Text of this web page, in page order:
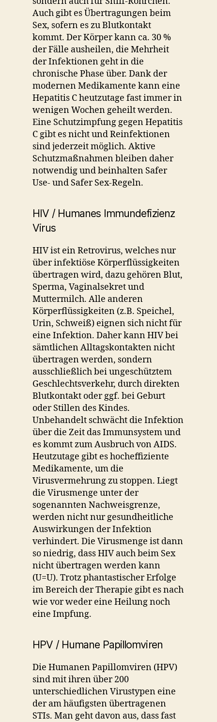
Auch gibt es Übertragungen beim
Sex, sofern es zu Blutkontakt
kommt. Der Körper kann ca. 30 %
der Fälle ausheilen, die Mehrheit
der Infektionen geht in die
chronische Phase über. Dank der
modernen Medikamente kann eine
Hepatitis C heutzutage fast immer in
wenigen Wochen geheilt werden.
Eine Schutzimpfung gegen Hepatitis
C gibt es nicht und Reinfektionen
sind jederzeit möglich. Aktive
Schutzmaßnahmen bleiben daher
notwendig und beinhalten Safer
Use- und Safer Sex-Regeln.
HIV / Humanes Immundefizienz
Virus
HIV ist ein Retrovirus, welches nur
über infektiöse Körperflüssigkeiten
übertragen wird, dazu gehören Blut,
Sperma, Vaginalsekret und
Muttermilch. Alle anderen
Körperflüssigkeiten (z.B. Speichel,
Urin, Schweiß) eignen sich nicht für
eine Infektion. Daher kann HIV bei
sämtlichen Alltagskontakten nicht
übertragen werden, sondern
ausschließlich bei ungeschütztem
Geschlechtsverkehr, durch direkten
Blutkontakt oder ggf. bei Geburt
oder Stillen des Kindes.
Unbehandelt schwächt die Infektion
über die Zeit das Immunsystem und
es kommt zum Ausbruch von AIDS.
Heutzutage gibt es hocheffiziente
Medikamente, um die
Virusvermehrung zu stoppen. Liegt
die Virusmenge unter der
sogenannten Nachweisgrenze,
werden nicht nur gesundheitliche
Auswirkungen der Infektion
verhindert. Die Virusmenge ist dann
so niedrig, dass HIV auch beim Sex
nicht übertragen werden kann
(U=U). Trotz phantastischer Erfolge
im Bereich der Therapie gibt es nach
wie vor weder eine Heilung noch
eine Impfung.
HPV / Humane Papillomviren
Die Humanen Papillomviren (HPV)
sind mit ihren über 200
unterschiedlichen Virustypen eine
der am häufigsten übertragenen
STIs. Man geht davon aus, dass fast